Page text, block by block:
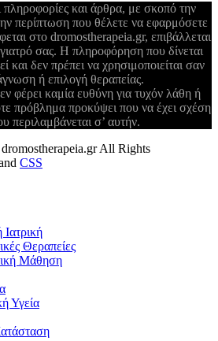
πληροφορίες και άρθρα, με σκοπό την
περίπτωση που θέλετε να εφαρμόσετε
στο dromostherapeia.gr, επιβάλλεται
σας. Η πληροφόρηση που δίνεται
και δεν πρέπει να χρησιμοποιείται σαν
ή επιλογή θεραπείας.
φέρει καμία ευθύνη για τυχόν λάθη ή
πρόβλημα προκύψει που να έχει σχέση
περιλαμβάνεται σ’ αυτήν.
All Rights
CSS
Θεραπείες
Μάθηση
Υγεία